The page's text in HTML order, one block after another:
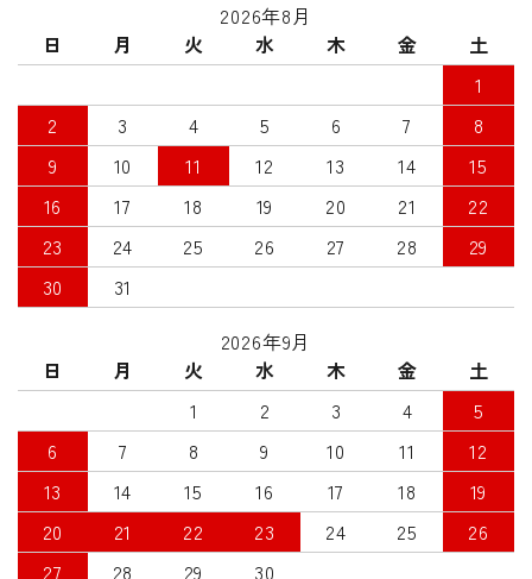
2026年8月
日
月 火 水 木 金
土
1
2
3 4 5 6 7
8
9
10 11 12 13 14
15
16
17 18 19 20 21
22
23
24 25 26 27 28
29
30
31
2026年9月
日
月 火 水 木 金
土
1
2 3 4
5
6
7 8 9 10 11
12
13
14 15 16 17 18
19
20
21 22 23 24 25
26
27
28 29 30